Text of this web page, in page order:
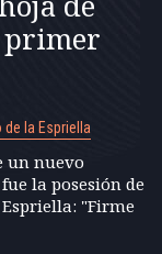
primer
la Espriella
un nuevo
la posesión de
"Firme